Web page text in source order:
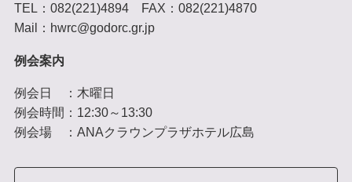
TEL：082(221)4894 FAX：082(221)4870
Mail：hwrc@godorc.gr.jp
例会案内
例会日 ：木曜日
例会時間：12:30～13:30
例会場 ：ANAクラウンプラザホテル広島